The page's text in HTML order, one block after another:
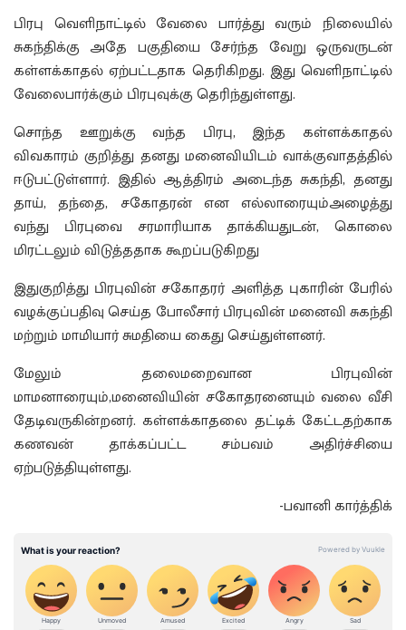
பிரபு வெளிநாட்டில் வேலை பார்த்து வரும் நிலையில்
சுகந்திக்கு அதே பகுதியை சேர்ந்த வேறு ஒருவருடன்
கள்ளக்காதல் ஏற்பட்டதாக தெரிகிறது. இது வெளிநாட்டில்
வேலைபார்க்கும் பிரபுவுக்கு தெரிந்துள்ளது.
சொந்த ஊறுக்கு வந்த பிரபு, இந்த கள்ளக்காதல்
விவகாரம் குறித்து தனது மனைவியிடம் வாக்குவாதத்தில்
ஈடுபட்டுள்ளார். இதில் ஆத்திரம் அடைந்த சுகந்தி, தனது
தாய், தந்தை, சகோதரன் என எல்லாரையும்அழைத்து
வந்து பிரபுவை சரமாரியாக தாக்கியதுடன், கொலை
மிரட்டலும் விடுத்ததாக கூறப்படுகிறது
இதுகுறித்து பிரபுவின் சகோதரர் அளித்த புகாரின் பேரில்
வழக்குப்பதிவு செய்த போலீசார் பிரபுவின் மனைவி சுகந்தி
மற்றும் மாமியார் சுமதியை கைது செய்துள்ளனர்.
மேலும் தலைமறைவான பிரபுவின்
மாமனாரையும்,மனைவியின் சகோதரனையும் வலை வீசி
தேடிவருகின்றனர். கள்ளக்காதலை தட்டிக் கேட்டதற்காக
கணவன் தாக்கப்பட்ட சம்பவம் அதிர்ச்சியை
ஏற்படுத்தியுள்ளது.
-பவானி கார்த்திக்